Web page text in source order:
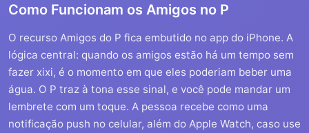
Como Funcionam os Amigos no P
O recurso Amigos do P fica embutido no app do iPhone. A
lógica central: quando os amigos estão há um tempo sem
fazer xixi, é o momento em que eles poderiam beber uma
água. O P traz à tona esse sinal, e você pode mandar um
lembrete com um toque. A pessoa recebe como uma
notificação push no celular, além do Apple Watch, caso use